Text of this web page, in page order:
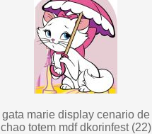
gata marie display cenario de
chao totem mdf dkorinfest (22)